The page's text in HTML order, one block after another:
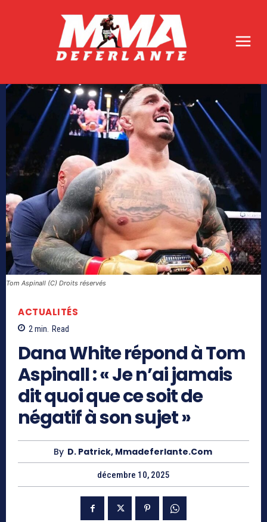
Tom Aspinall (C) Droits réservés
ACTUALITÉS
2min. Read
Dana White répond à Tom
Aspinall : « Je n’ai jamais
dit quoi que ce soit de
négatif à son sujet »
By D. Patrick, Mmadeferlante.com
décembre 10, 2025